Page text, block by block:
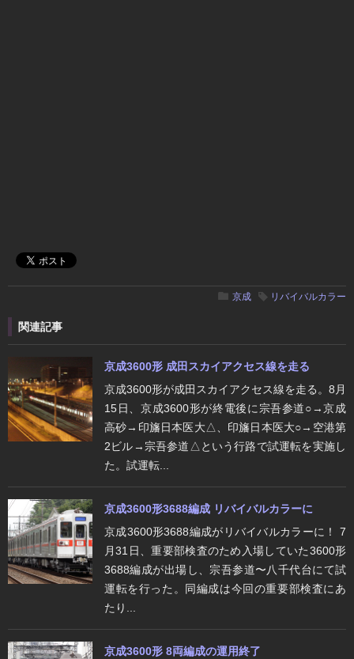
京成 リバイバルカラー
関連記事
京成3600形 成田スカイアクセス線を走る
京成3600形が成田スカイアクセス線を走る。8月
15日、京成3600形が終電後に宗吾参道○→京成
高砂→印旛日本医大△、印旛日本医大○→空港第
2ビル→宗吾参道△という行路で試運転を実施し
た。試運転...
京成3600形3688編成 リバイバルカラーに
京成3600形3688編成がリバイバルカラーに！ 7
月31日、重要部検査のため入場していた3600形
3688編成が出場し、宗吾参道〜八千代台にて試
運転を行った。同編成は今回の重要部検査にあ
たり...
京成3600形 8両編成の運用終了